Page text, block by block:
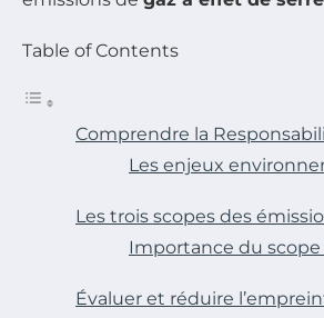
Table of Contents
Comprendre la
Les enjeux
Les trois scopes des
Importance du scope
Évaluer et réduire